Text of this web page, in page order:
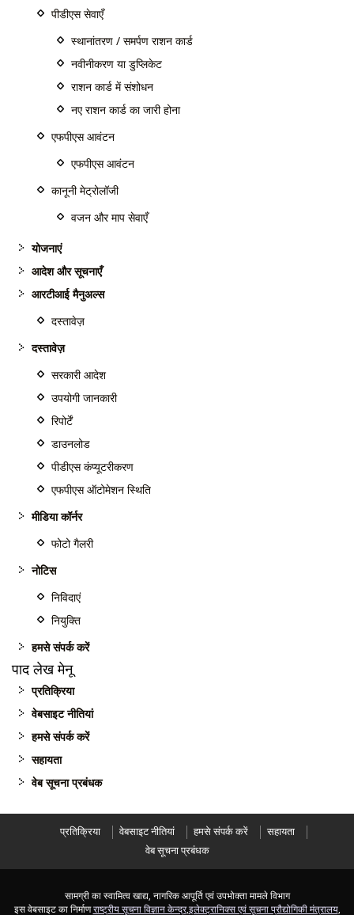
पीडीएस सेवाएँ
स्थानांतरण / समर्पण राशन कार्ड
नवीनीकरण या डुप्लिकेट
राशन कार्ड में संशोधन
नए राशन कार्ड का जारी होना
एफपीएस आवंटन
एफपीएस आवंटन
कानूनी मेट्रोलॉजी
वजन और माप सेवाएँ
योजनाएं
आदेश और सूचनाएँ
आरटीआई मैनुअल्स
दस्तावेज़
दस्तावेज़
सरकारी आदेश
उपयोगी जानकारी
रिपोर्टें
डाउनलोड
पीडीएस कंप्यूटरीकरण
एफपीएस ऑटोमेशन स्थिति
मीडिया कॉर्नर
फोटो गैलरी
नोटिस
निविदाएं
नियुक्ति
हमसे संपर्क करें
पाद लेख मेनू
प्रतिक्रिया
वेबसाइट नीतियां
हमसे संपर्क करें
सहायता
वेब सूचना प्रबंधक
प्रतिक्रिया वेबसाइट नीतियां हमसे संपर्क करें
सहायता
वेब सूचना प्रबंधक
सामग्री का स्वामित्व खाद्य, नागरिक आपूर्ति एवं उपभोक्ता मामले विभाग
इस वेबसाइट का निर्माणराष्ट्रीय सूचना विज्ञान केन्द्र,इलेक्ट्रानिक्स एवं सूचना प्रौद्योगिकी मंत्रालय,